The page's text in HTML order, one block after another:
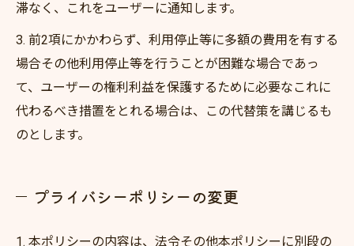
滞なく、これをユーザーに通知します。
3. 前2項にかかわらず、利用停止等に多額の費用を有する
場合その他利用停止等を行うことが困難な場合であっ
て、ユーザーの権利利益を保護するために必要なこれに
代わるべき措置をとれる場合は、この代替策を講じるも
のとします。
プライバシーポリシーの変更
1. 本ポリシーの内容は、法令その他本ポリシーに別段の